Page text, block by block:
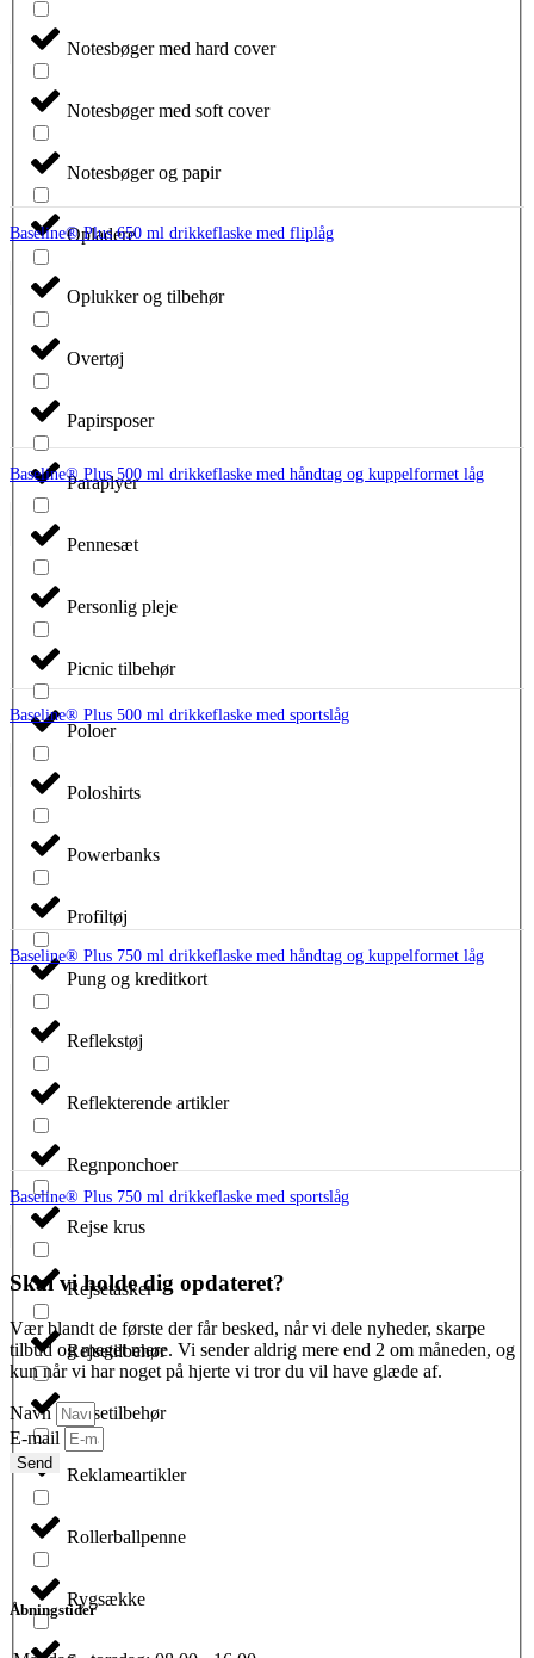
Notesbøger med hard cover
Notesbøger med soft cover
Notesbøger og papir
Opladere
Oplukker og tilbehør
Overtøj
Papirsposer
Paraplyer
Pennesæt
Personlig pleje
Picnic tilbehør
Poloer
Poloshirts
Powerbanks
Profiltøj
Pung og kreditkort
Reflekstøj
Reflekterende artikler
Regnponchoer
Rejse krus
Rejsetasker
Rejsetilbehør
Rejsetilbehør
Reklameartikler
Rollerballpenne
Rygsække
Baseline® Plus 650 ml drikkeflaske med fliplåg
Baseline® Plus 500 ml drikkeflaske med håndtag og kuppelformet låg
Baseline® Plus 500 ml drikkeflaske med sportslåg
Baseline® Plus 750 ml drikkeflaske med håndtag og kuppelformet låg
Baseline® Plus 750 ml drikkeflaske med sportslåg
Skal vi holde dig opdateret?
Vær blandt de første der får besked, når vi dele nyheder, skarpe
tilbud og meget mere. Vi sender aldrig mere end 2 om måneden, og
kun når vi har noget på hjerte vi tror du vil have glæde af.
Navn
E-mail
Send
Åbningstider